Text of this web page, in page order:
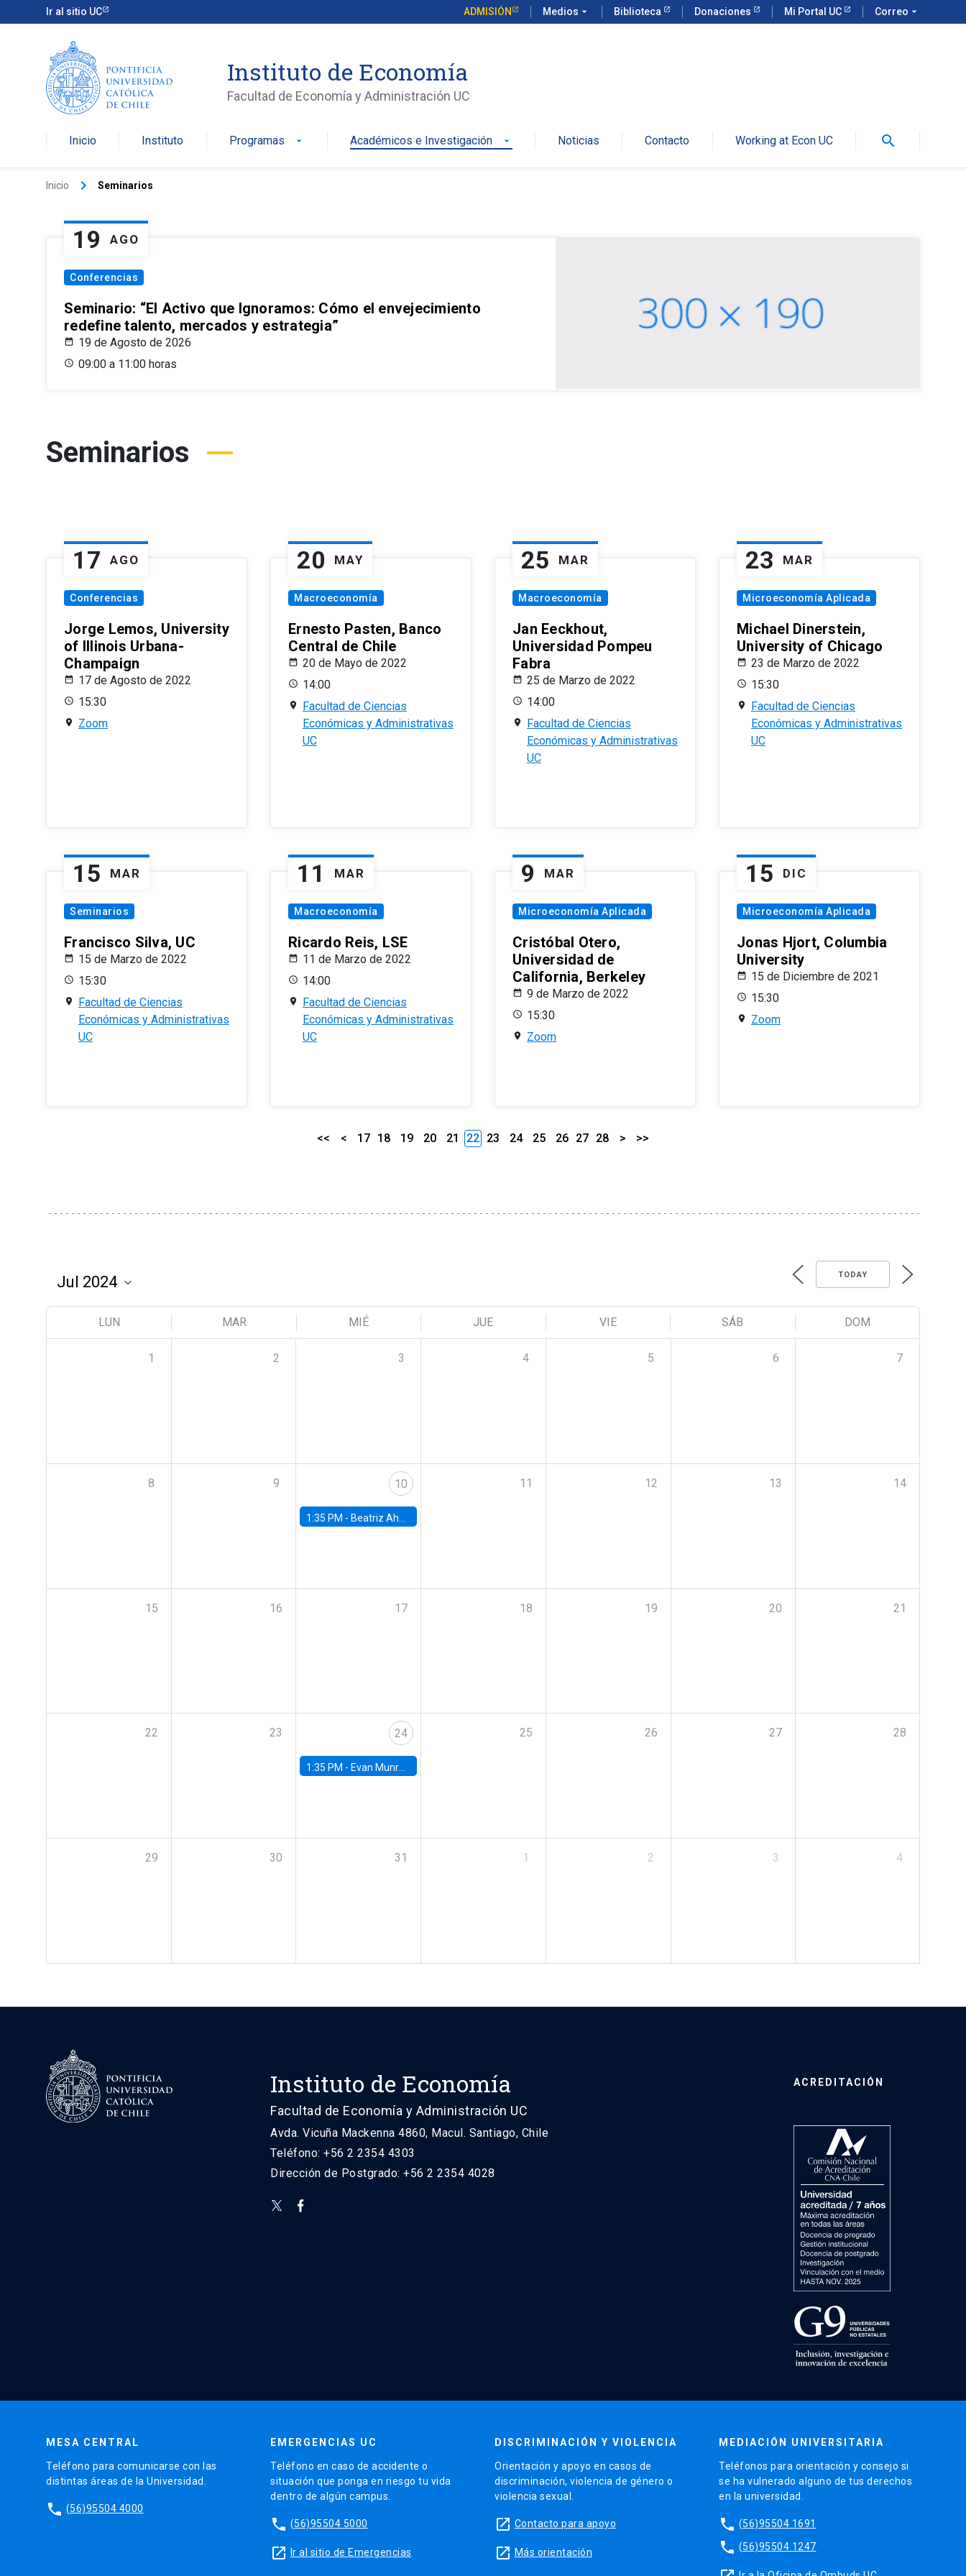
Ir al sitio UC ADMISIÓN Medios arrow_drop_down Biblioteca Donaciones Mi Portal UC Correo arrow_drop_down
Instituto de Economía
Facultad de Economía y Administración UC
Inicio Instituto Programas arrow_drop_down Académicos e Investigación arrow_drop_down Noticias Contacto Working at Econ UC search
Inicio keyboard_arrow_right Seminarios
19 AGO
Conferencias
Seminario: “El Activo que Ignoramos: Cómo el envejecimiento
redefine talento, mercados y estrategia”
19 de Agosto de 2026
09:00 a 11:00 horas
Seminarios
17 AGO
Conferencias
Jorge Lemos, University
of Illinois Urbana-
Champaign
17 de Agosto de 2022
15:30
Zoom
20 MAY
Macroeconomía
Ernesto Pasten, Banco
Central de Chile
20 de Mayo de 2022
14:00
Facultad de Ciencias
Económicas y Administrativas
UC
25 MAR
Macroeconomía
Jan Eeckhout,
Universidad Pompeu
Fabra
25 de Marzo de 2022
14:00
Facultad de Ciencias
Económicas y Administrativas
UC
23 MAR
Microeconomía Aplicada
Michael Dinerstein,
University of Chicago
23 de Marzo de 2022
15:30
Facultad de Ciencias
Económicas y Administrativas
UC
15 MAR
Seminarios
Francisco Silva, UC
15 de Marzo de 2022
15:30
Facultad de Ciencias
Económicas y Administrativas
UC
11 MAR
Macroeconomía
Ricardo Reis, LSE
11 de Marzo de 2022
14:00
Facultad de Ciencias
Económicas y Administrativas
UC
9 MAR
Microeconomía Aplicada
Cristóbal Otero,
Universidad de
California, Berkeley
9 de Marzo de 2022
15:30
Zoom
15 DIC
Microeconomía Aplicada
Jonas Hjort, Columbia
University
15 de Diciembre de 2021
15:30
Zoom
<< < 17 18 19 20 21 22 23 24 25 26 27 28 > >>
TODAY
LUN MAR MIÉ JUE VIE SÁB DOM
1 2 3 4 5 6 7
8 9 10
1:35 PM - Beatriz Ahumada, PhD candidate, Universidad de Pittsburgh
11 12 13 14
15 16 17 18 19 20 21
22 23 24
1:35 PM - Evan Munro, Neyman Visiting Assistant Professor in the Department of Statistics at UC Berkeley
25 26 27 28
29 30 31 1 2 3 4
Instituto de Economía
Facultad de Economía y Administración UC
Avda. Vicuña Mackenna 4860, Macul. Santiago, Chile
Teléfono: +56 2 2354 4303
Dirección de Postgrado: +56 2 2354 4028
ACREDITACIÓN
MESA CENTRAL
Teléfono para comunicarse con las
distintas áreas de la Universidad.
phone (56)95504 4000
EMERGENCIAS UC
Teléfono en caso de accidente o
situación que ponga en riesgo tu vida
dentro de algún campus.
phone (56)95504 5000
launch Ir al sitio de Emergencias
DISCRIMINACIÓN Y VIOLENCIA
Orientación y apoyo en casos de
discriminación, violencia de género o
violencia sexual.
launch Contacto para apoyo
launch Más orientación
MEDIACIÓN UNIVERSITARIA
Teléfonos para orientación y consejo si
se ha vulnerado alguno de tus derechos
en la universidad.
phone (56)95504 1691
phone (56)95504 1247